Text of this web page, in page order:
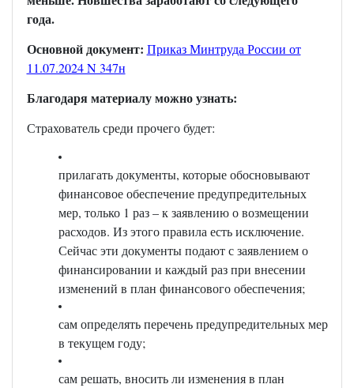
года.
Основной документ: Приказ Минтруда России от
11.07.2024 N 347н
Благодаря материалу можно узнать:
Страхователь среди прочего будет:
прилагать документы, которые обосновывают
финансовое обеспечение предупредительных
мер, только 1 раз – к заявлению о возмещении
расходов. Из этого правила есть исключение.
Сейчас эти документы подают с заявлением о
финансировании и каждый раз при внесении
изменений в план финансового обеспечения;
сам определять перечень предупредительных мер
в текущем году;
сам решать, вносить ли изменения в план